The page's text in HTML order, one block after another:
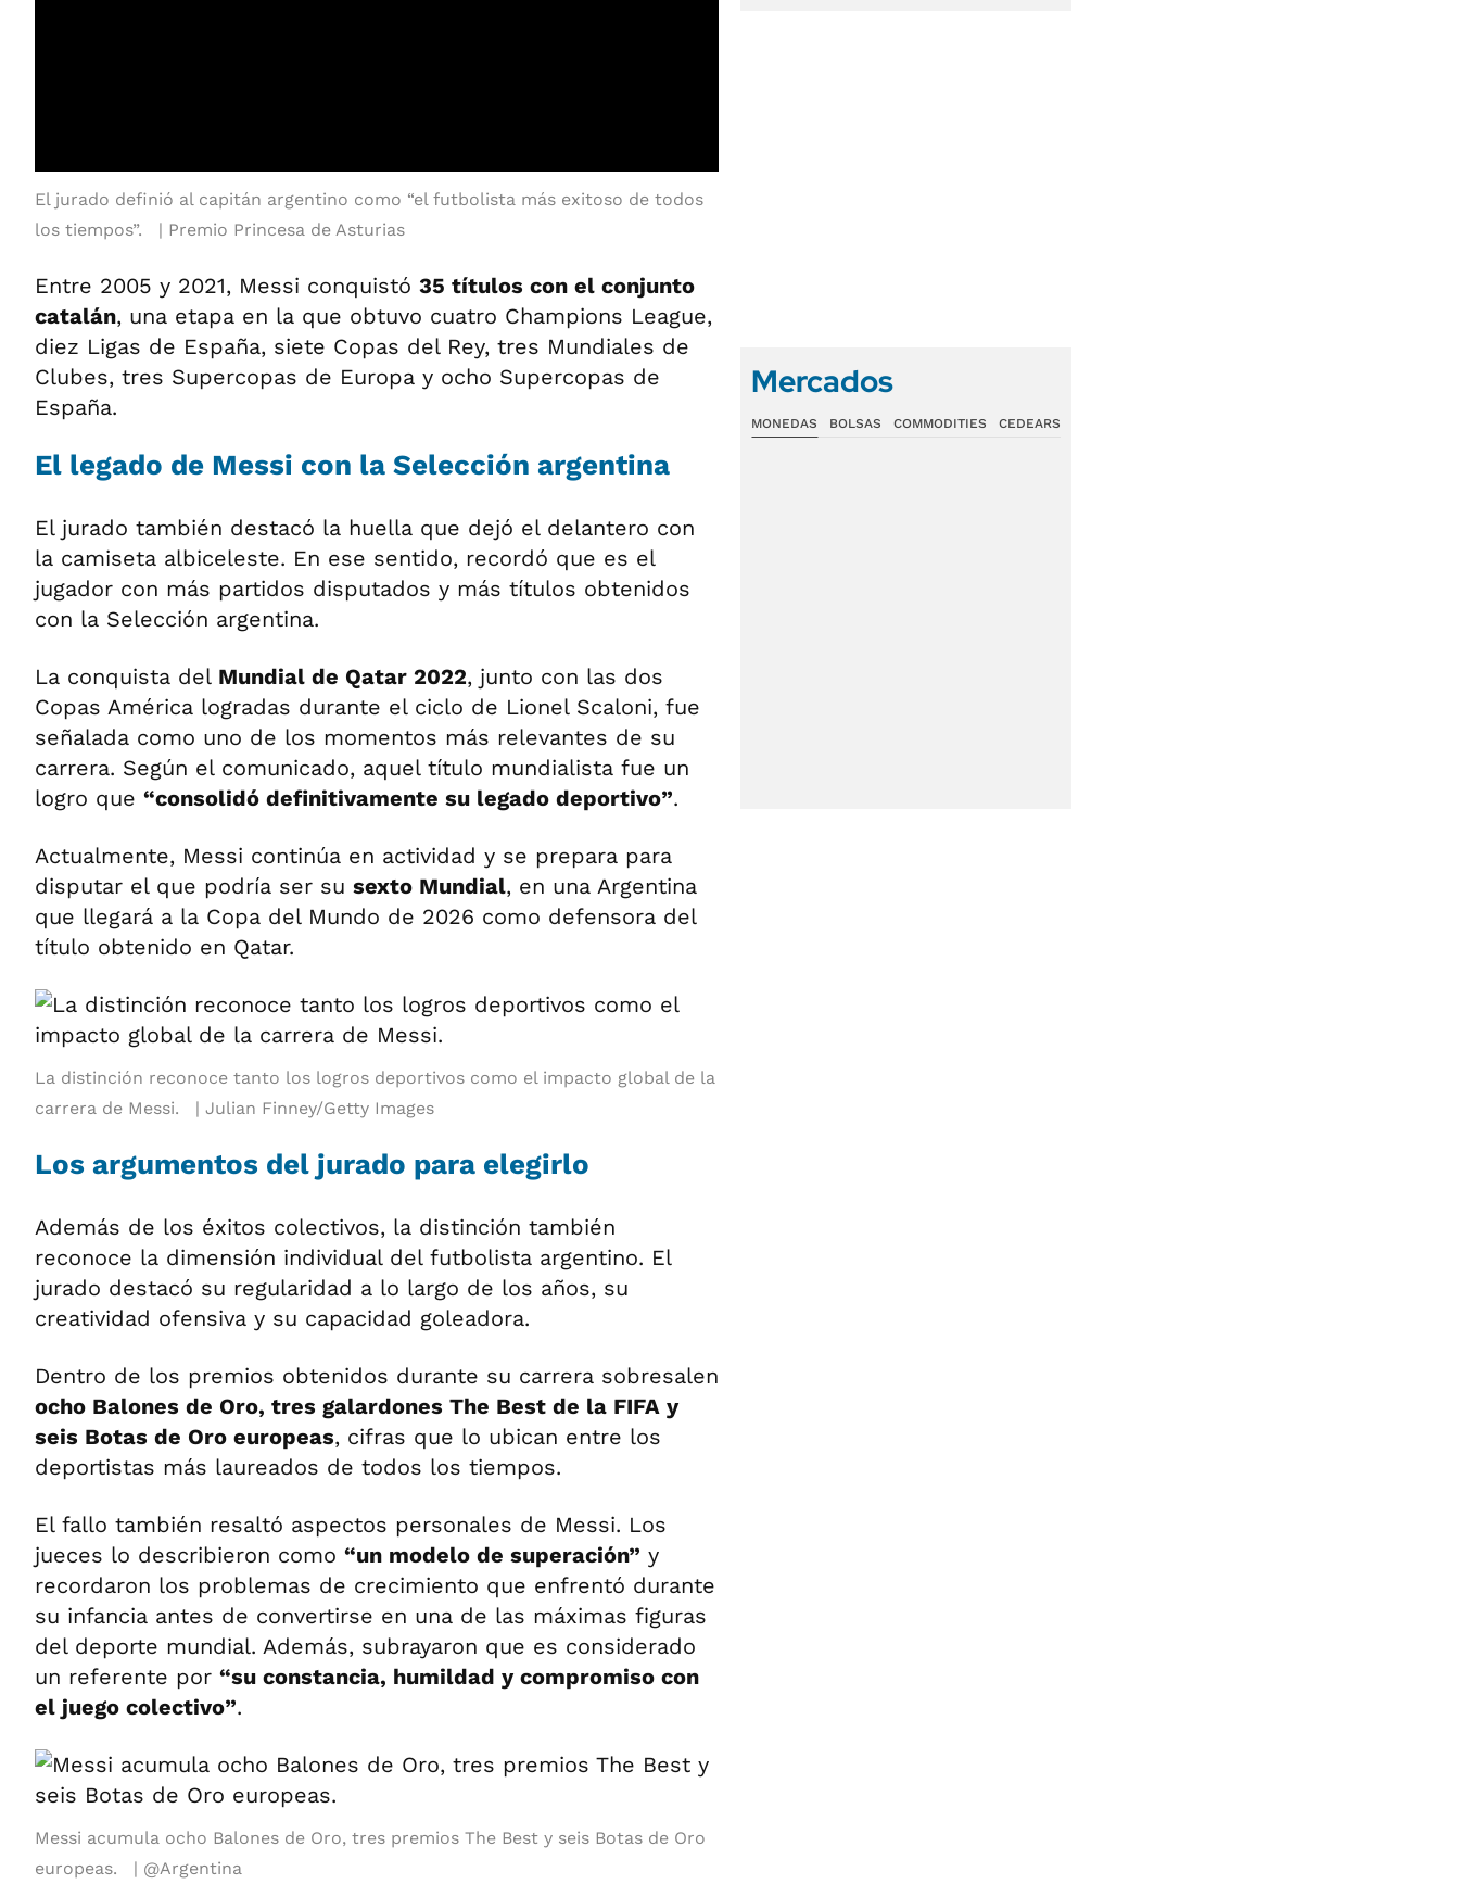
El jurado definió al capitán argentino como “el futbolista más exitoso de todos
los tiempos”.
Premio Princesa de Asturias
Entre 2005 y 2021, Messi conquistó 35 títulos con el conjunto
catalán, una etapa en la que obtuvo cuatro Champions League,
diez Ligas de España, siete Copas del Rey, tres Mundiales de
Clubes, tres Supercopas de Europa y ocho Supercopas de
España.
El legado de Messi con la Selección argentina
El jurado también destacó la huella que dejó el delantero con
la camiseta albiceleste. En ese sentido, recordó que es el
jugador con más partidos disputados y más títulos obtenidos
con la Selección argentina.
La conquista del Mundial de Qatar 2022, junto con las dos
Copas América logradas durante el ciclo de Lionel Scaloni, fue
señalada como uno de los momentos más relevantes de su
carrera. Según el comunicado, aquel título mundialista fue un
logro que “consolidó definitivamente su legado deportivo”.
Actualmente, Messi continúa en actividad y se prepara para
disputar el que podría ser su sexto Mundial, en una Argentina
que llegará a la Copa del Mundo de 2026 como defensora del
título obtenido en Qatar.
La distinción reconoce tanto los logros deportivos como el impacto global de la
carrera de Messi.
Julian Finney/Getty Images
Los argumentos del jurado para elegirlo
Además de los éxitos colectivos, la distinción también
reconoce la dimensión individual del futbolista argentino. El
jurado destacó su regularidad a lo largo de los años, su
creatividad ofensiva y su capacidad goleadora.
Dentro de los premios obtenidos durante su carrera sobresalen
ocho Balones de Oro, tres galardones The Best de la FIFA y
seis Botas de Oro europeas, cifras que lo ubican entre los
deportistas más laureados de todos los tiempos.
El fallo también resaltó aspectos personales de Messi. Los
jueces lo describieron como “un modelo de superación” y
recordaron los problemas de crecimiento que enfrentó durante
su infancia antes de convertirse en una de las máximas figuras
del deporte mundial. Además, subrayaron que es considerado
un referente por “su constancia, humildad y compromiso con
el juego colectivo”.
Messi acumula ocho Balones de Oro, tres premios The Best y seis Botas de Oro
europeas.
@Argentina
Mercados
MONEDAS BOLSAS COMMODITIES CEDEARS